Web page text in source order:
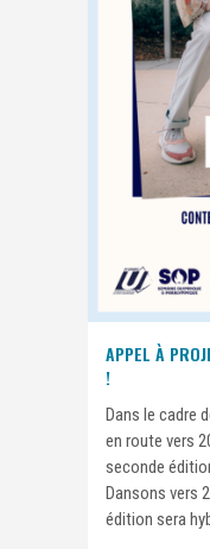
APPEL À
!
Dans le cadre
en route vers
seconde
Dansons vers
édition sera